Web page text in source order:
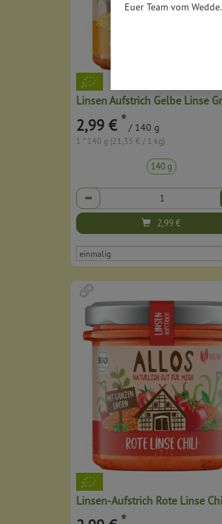
Euer Team vom
2,99 € * / 140 g
1 * 140 g (21,35 € / 1 kg)
140 g
Anzahl
2,99€
Linsen-Aufstrich Rote Linse
*